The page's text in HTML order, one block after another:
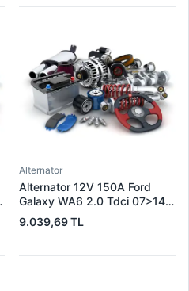
Alternator
Alternator 12V 150A Ford
Galaxy WA6 2.0 Tdci 07>14
S-Max 07>14 | WAI 23953N |
OEM 1376501 6G9N-10300-
9.039,69 TL